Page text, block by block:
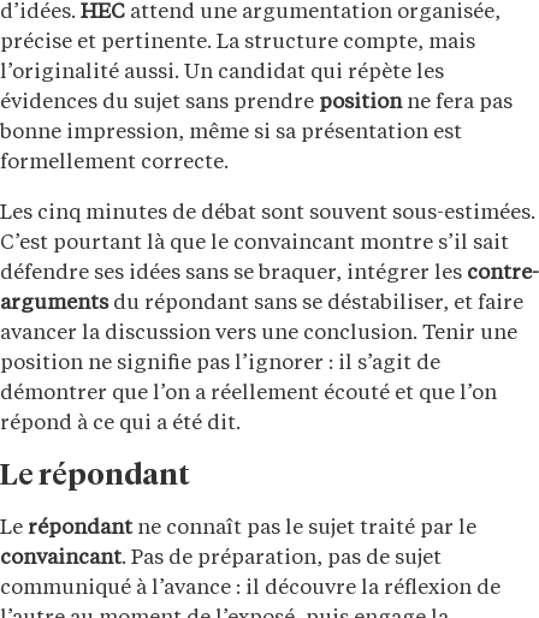
d’idées. HEC attend une argumentation organisée,
précise et pertinente. La structure compte, mais
l’originalité aussi. Un candidat qui répète les
évidences du sujet sans prendre positionne fera pas
bonne impression, même si sa présentation est
formellement correcte.
Les cinq minutes de débat sont souvent sous-estimées.
C’est pourtant là que le convaincant montre s’il sait
défendre ses idées sans se braquer, intégrer les contre-
argumentsdu répondant sans se déstabiliser, et faire
avancer la discussion vers une conclusion. Tenir une
position ne signifie pas l’ignorer : il s’agit de
démontrer que l’on a réellement écouté et que l’on
répond à ce qui a été dit.
Le répondant
Le répondantne connaît pas le sujet traité par le
convaincant. Pas de préparation, pas de sujet
communiqué à l’avance : il découvre la réflexion de